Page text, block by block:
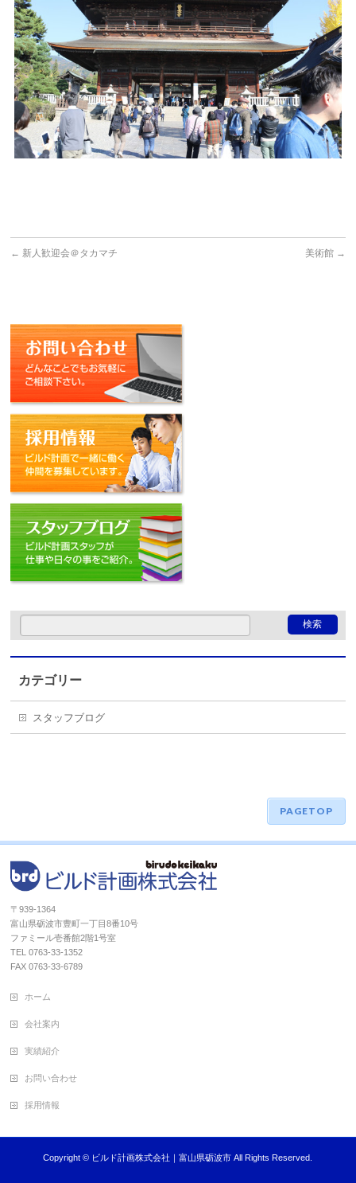
← 新人歓迎会＠タカマチ 美術館 →
カテゴリー
スタッフブログ
PAGETOP
〒939-1364
富山県砺波市豊町一丁目8番10号
ファミール壱番館2階1号室
TEL 0763-33-1352
FAX 0763-33-6789
ホーム
会社案内
実績紹介
お問い合わせ
採用情報
Copyright © ビルド計画株式会社｜富山県砺波市 All Rights Reserved.